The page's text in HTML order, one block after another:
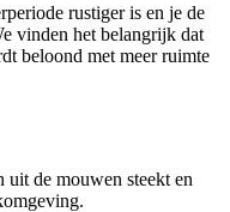
rustiger is en je de
vinden het belangrijk dat
beloond met meer ruimte
uit de mouwen steekt en